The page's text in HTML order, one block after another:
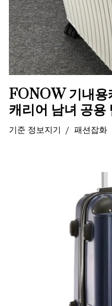
FONOW 기내용
캐리어 남녀 공용
기준 정보지기 패션잡화